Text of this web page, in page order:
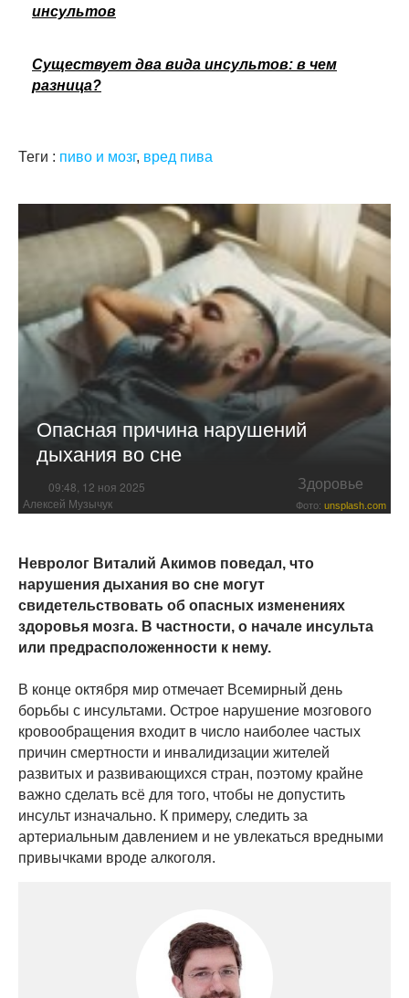
инсультов
Существует два вида инсультов: в чем
разница?
Теги : пиво и мозг, вред пива
Опасная причина нарушений
дыхания во сне
09:48, 12 ноя 2025 Здоровье
Алексей Музычук Фото: unsplash.com
Невролог Виталий Акимов поведал, что
нарушения дыхания во сне могут
свидетельствовать об опасных изменениях
здоровья мозга. В частности, о начале инсульта
или предрасположенности к нему.
В конце октября мир отмечает Всемирный день
борьбы с инсультами. Острое нарушение мозгового
кровообращения входит в число наиболее частых
причин смертности и инвалидизации жителей
развитых и развивающихся стран, поэтому крайне
важно сделать всё для того, чтобы не допустить
инсульт изначально. К примеру, следить за
артериальным давлением и не увлекаться вредными
привычками вроде алкоголя.